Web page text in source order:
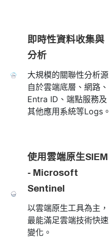
即時性資料收集與
分析
大規模的關聯性分析源
自於雲端底層、網路、
Entra ID、端點服務及
其他應用系統等Logs。
使用雲端原生SIEM
- Microsoft
Sentinel
以雲端原生工具為主，
最能滿足雲端技術快速
變化。